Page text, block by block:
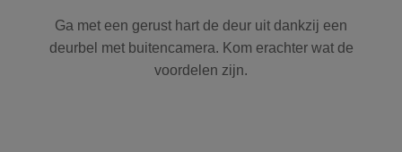
Ga met een gerust hart de deur uit dankzij een
deurbel met buitencamera. Kom erachter wat de
voordelen zijn.